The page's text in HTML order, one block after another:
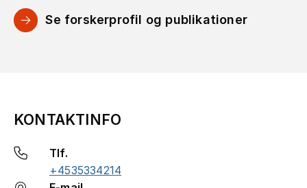
Se forskerprofil og publikationer
KONTAKTINFO
Tlf.
+4535334214